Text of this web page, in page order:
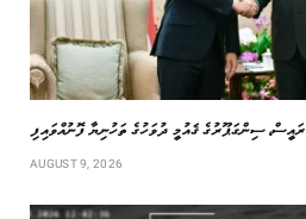
ރައީސް، ސިންގަޕޫރުގެ ޤައުމީ ދުވަހުގެ ތަހުނިޔާ ފޮނުއްވައިފި
AUGUST 9, 2026